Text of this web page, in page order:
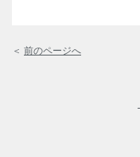
＜ 前のページへ